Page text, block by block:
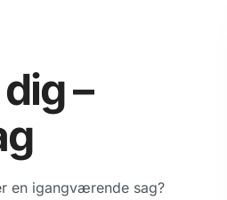
–
en igangværende sag?